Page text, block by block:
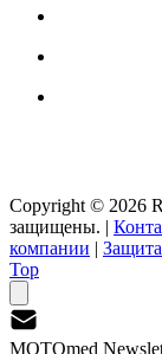
Copyright © 2026
защищены. |
компании |
Top
MOTOmed